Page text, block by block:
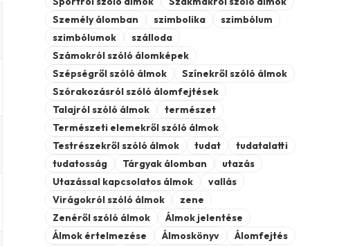
Személy álomban
szimbolika
szimbólum
szimbólumok
szálloda
Számokról szóló álomképek
Szépségről szóló álmok
Színekről szóló álmok
Szórakozásról szóló álomfejtések
Talajról szóló álmok
természet
Természeti elemekről szóló álmok
Testrészekről szóló álmok
tudat
tudatalatti
tudatosság
Tárgyak álomban
utazás
Utazással kapcsolatos álmok
vallás
Virágokról szóló álmok
zene
Zenéről szóló álmok
Álmok jelentése
Álmok értelmezése
Álmoskönyv
Álomfejtés